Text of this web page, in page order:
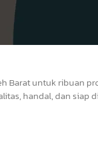
Barat untuk ribuan
handal, dan siap